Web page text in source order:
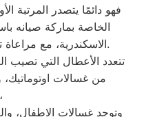
فهو دائمًا يتصدر المرتبة
الخاصة بماركة صيانه
الاسكندرية، مع مراعاة توفير أفضل خدمات الدعم الفنى.
تتعدد الأعطال التي تصيب
من غسالات
اتوماتيك،
وتوجد غسالات الاطفال،